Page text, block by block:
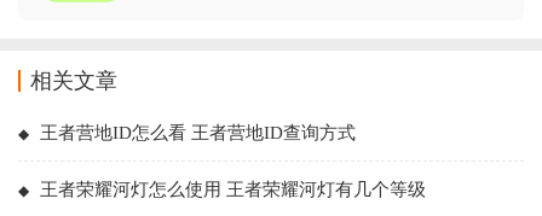
相关文章
王者营地ID怎么看 王者营地ID查询方式
王者荣耀河灯怎么使用 王者荣耀河灯有几个等级